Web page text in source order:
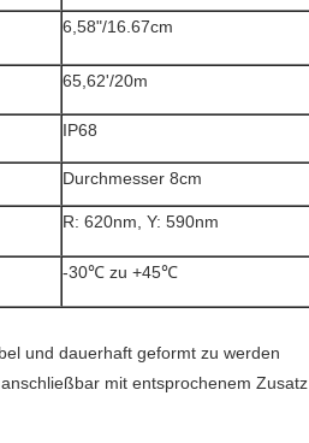
6,58"/16.67cm
65,62'/20m
IP68
Durchmesser 8cm
R: 620nm, Y: 590nm
-30℃ zu +45℃
und dauerhaft geformt zu werden
mit entsprochenem Zusatz